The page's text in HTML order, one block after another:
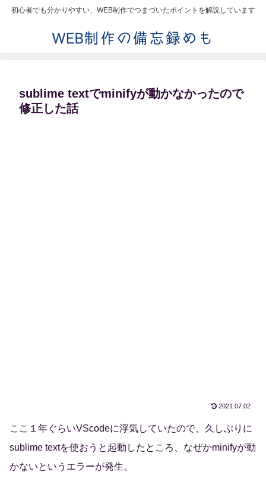
初心者でも分かりやすい、WEB制作でつまづいたポイントを解説しています
sublime textでminifyが動かなかったので
修正した話
2021.07.02
ここ１年ぐらいVScodeに浮気していたので、久しぶりに
sublime textを使おうと起動したところ、なぜかminifyが動
かないというエラーが発生。